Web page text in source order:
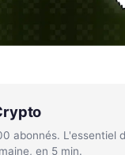
abonnés. L'essentiel
en 5 min.